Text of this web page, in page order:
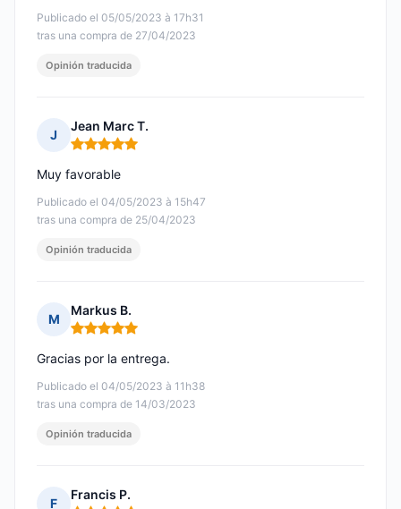
Publicado el 05/05/2023 à 17h31
tras una compra de 27/04/2023
Opinión traducida
J
Jean Marc T.
Nota: 5 de 5
Publicado el 04/05/2023 à 15h47
tras una compra de 25/04/2023
Muy favorable
Opinión traducida
M
Markus B.
Nota: 5 de 5
Publicado el 04/05/2023 à 11h38
tras una compra de 14/03/2023
Gracias por la entrega.
Opinión traducida
F
Francis P.